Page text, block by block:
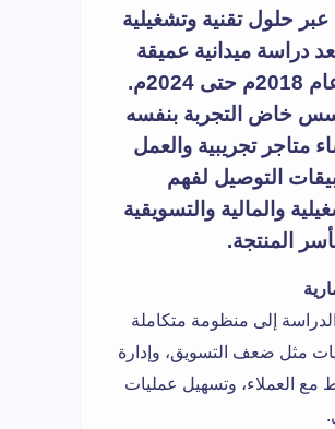
حلول تقنية وتشغيلية
دراسة ميدانية عميقة
خاض التجربة بنفسه
متاجر تجريبية والعمل
التوصيل لفهم
والمالية والتسويقية
المنتجة.
إلى منظومة متكاملة
مثل ضعف التسويق، وإدارة
مع العملاء، وتسهيل عمليات